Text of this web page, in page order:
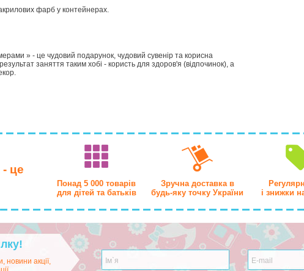
фарб у контейнерах.
» - це чудовий подарунок, чудовий сувенір та корисна
заняття таким хобі - користь для здоров'я (відпочинок), а
це
Понад 5 000 товарів
для дітей та батьків
Зручна доставка в
будь-яку точку України
і знижки
новини акції,